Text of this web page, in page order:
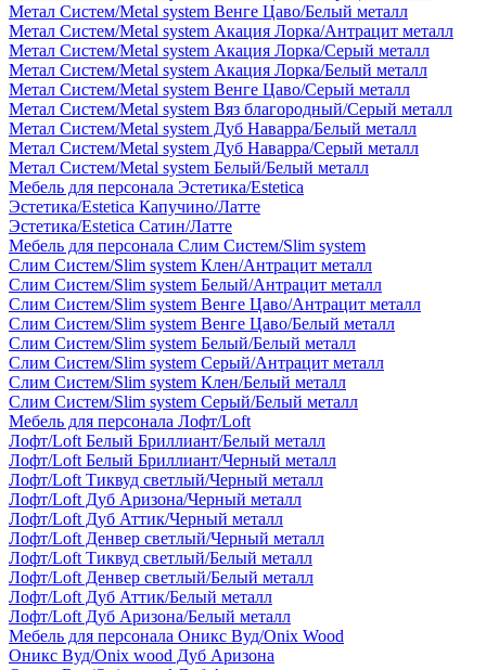
Метал Систем/Metal system Венге Цаво/Белый металл
Метал Систем/Metal system Акация Лорка/Антрацит металл
Метал Систем/Metal system Акация Лорка/Серый металл
Метал Систем/Metal system Акация Лорка/Белый металл
Метал Систем/Metal system Венге Цаво/Серый металл
Метал Систем/Metal system Вяз благородный/Серый металл
Метал Систем/Metal system Дуб Наварра/Белый металл
Метал Систем/Metal system Дуб Наварра/Серый металл
Метал Систем/Metal system Белый/Белый металл
Мебель для персонала Эстетика/Estetica
Эстетика/Estetica Капучино/Латте
Эстетика/Estetica Сатин/Латте
Мебель для персонала Слим Систем/Slim system
Слим Систем/Slim system Клен/Антрацит металл
Слим Систем/Slim system Белый/Антрацит металл
Слим Систем/Slim system Венге Цаво/Антрацит металл
Слим Систем/Slim system Венге Цаво/Белый металл
Слим Систем/Slim system Белый/Белый металл
Слим Систем/Slim system Серый/Антрацит металл
Слим Систем/Slim system Клен/Белый металл
Слим Систем/Slim system Серый/Белый металл
Мебель для персонала Лофт/Loft
Лофт/Loft Белый Бриллиант/Белый металл
Лофт/Loft Белый Бриллиант/Черный металл
Лофт/Loft Тиквуд светлый/Черный металл
Лофт/Loft Дуб Аризона/Черный металл
Лофт/Loft Дуб Аттик/Черный металл
Лофт/Loft Денвер светлый/Черный металл
Лофт/Loft Тиквуд светлый/Белый металл
Лофт/Loft Денвер светлый/Белый металл
Лофт/Loft Дуб Аттик/Белый металл
Лофт/Loft Дуб Аризона/Белый металл
Мебель для персонала Оникс Вуд/Onix Wood
Оникс Вуд/Onix wood Дуб Аризона